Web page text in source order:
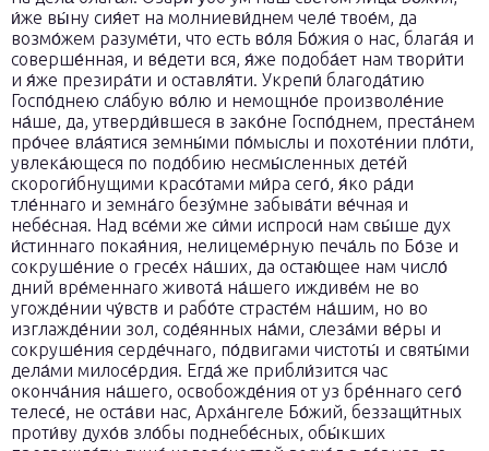
и́же вы́ну сия́ет на молниеви́днем челе́ твое́м, да
возмо́жем разуме́ти, что есть во́ля Бо́жия о нас, блага́я и
соверше́нная, и ве́дети вся, я́же подоба́ет нам твори́ти
и я́же презира́ти и оставля́ти. Укрепи́ благода́тию
Госпо́днею сла́бую во́лю и немощно́е произволе́ние
на́ше, да, утверди́вшеся в зако́не Госпо́днем, преста́нем
про́чее вла́ятися земны́ми по́мыслы и похоте́нии пло́ти,
увлека́ющеся по подо́бию несмы́сленных дете́й
скороги́бнущими красо́тами ми́ра сего́, я́ко ра́ди
тле́ннаго и земна́го безу́мне забыва́ти ве́чная и
небе́сная. Над все́ми же си́ми испроси́ нам свы́ше дух
и́стиннаго покая́ния, нелицеме́рную печа́ль по Бо́зе и
сокруше́ние о гресе́х на́ших, да остаю́щее нам число́
дний вре́меннаго живота́ на́шего иждиве́м не во
угожде́нии чу́вств и рабо́те страсте́м на́шим, но во
изглажде́нии зол, соде́янных на́ми, слеза́ми ве́ры и
сокруше́ния серде́чнаго, по́двигами чистоты́ и святы́ми
дела́ми милосе́рдия. Егда́ же прибли́зится час
оконча́ния на́шего, освобожде́ния от уз бре́ннаго сего́
телесе́, не оста́ви нас, Арха́нгеле Бо́жий, беззащи́тных
проти́ву духо́в зло́бы поднебе́сных, обы́кших